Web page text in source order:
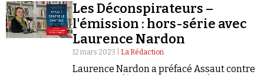
Émissions
Revues de presse
Les Déconspirateurs –
l'émission : hors-série avec
Laurence Nardon
12 mars 2023 | La Rédaction
Laurence Nardon a préfacé Assaut contre